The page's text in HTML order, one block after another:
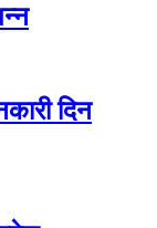
दिन